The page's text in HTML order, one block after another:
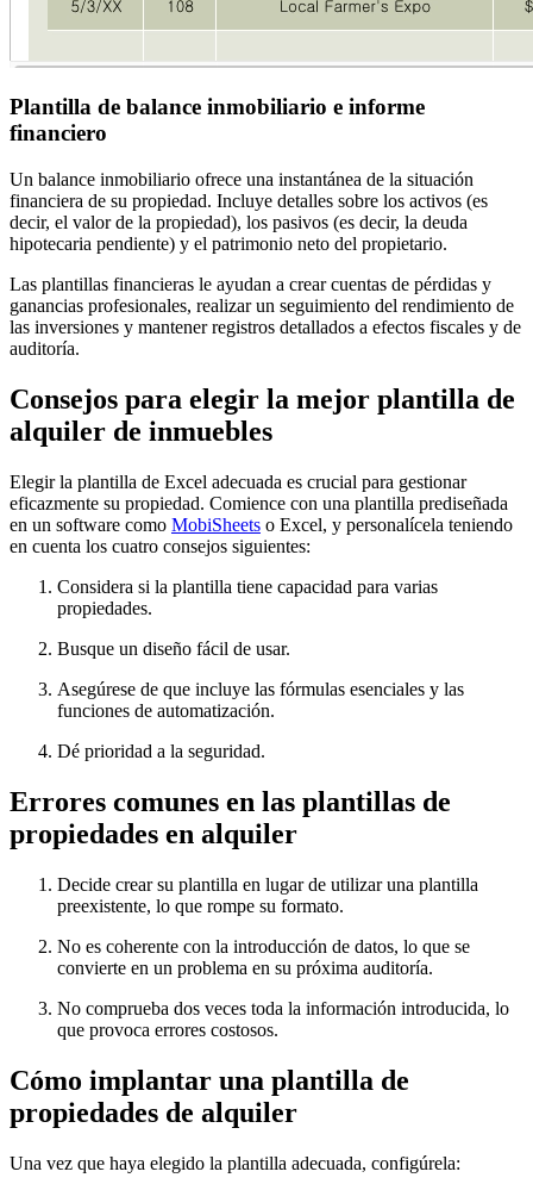
Plantilla de balance inmobiliario e informe
financiero
Un balance inmobiliario ofrece una instantánea de la situación
financiera de su propiedad. Incluye detalles sobre los activos (es
decir, el valor de la propiedad), los pasivos (es decir, la deuda
hipotecaria pendiente) y el patrimonio neto del propietario.
Las plantillas financieras le ayudan a crear cuentas de pérdidas y
ganancias profesionales, realizar un seguimiento del rendimiento de
las inversiones y mantener registros detallados a efectos fiscales y de
auditoría.
Consejos para elegir la mejor plantilla de
alquiler de inmuebles
Elegir la plantilla de Excel adecuada es crucial para gestionar
eficazmente su propiedad. Comience con una plantilla prediseñada
en un software como MobiSheets o Excel, y personalícela teniendo
en cuenta los cuatro consejos siguientes:
Considera si la plantilla tiene capacidad para varias
propiedades.
Busque un diseño fácil de usar.
Asegúrese de que incluye las fórmulas esenciales y las
funciones de automatización.
Dé prioridad a la seguridad.
Errores comunes en las plantillas de
propiedades en alquiler
Decide crear su plantilla en lugar de utilizar una plantilla
preexistente, lo que rompe su formato.
No es coherente con la introducción de datos, lo que se
convierte en un problema en su próxima auditoría.
No comprueba dos veces toda la información introducida, lo
que provoca errores costosos.
Cómo implantar una plantilla de
propiedades de alquiler
Una vez que haya elegido la plantilla adecuada, configúrela: